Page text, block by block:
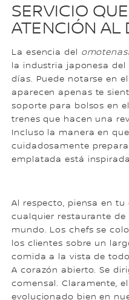
SERVICIO
ATENCIÓN AL
La esencia del
la industria japonesa
días. Puede notarse en
aparecen apenas te
soporte para bolsos en
trenes que hacen una
Incluso la manera en
cuidadosamente
emplatada está
Al respecto, piensa en tu
cualquier restaurante de
mundo. Los chefs se
los clientes sobre un
comida a la vista de
A corazón abierto. Se
comensal. Claramente,
evolucionado bien en